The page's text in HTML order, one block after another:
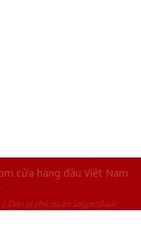
cửa hàng đầu Việt Nam
Đơn vị chủ quản SaigonDoor